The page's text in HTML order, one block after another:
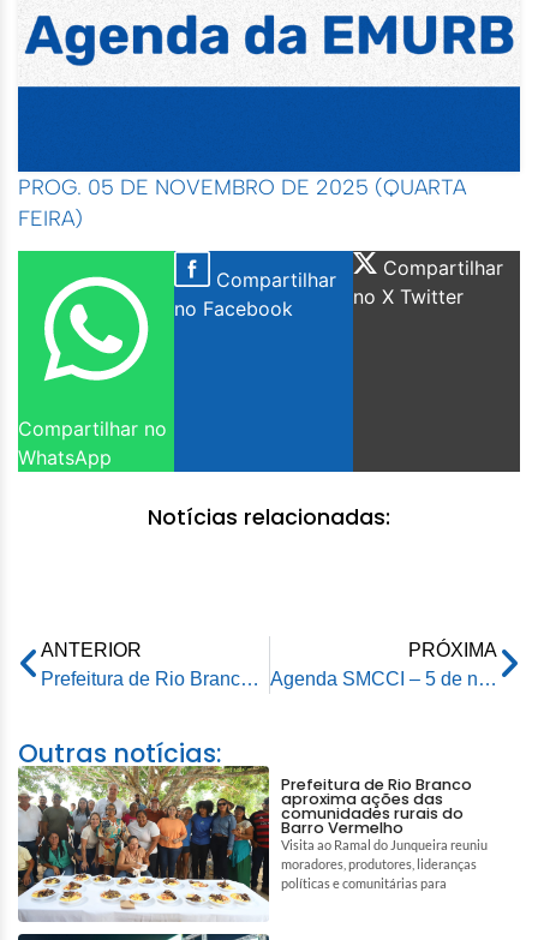
PROG. 05 DE NOVEMBRO DE 2025 (QUARTA
FEIRA)
Compartilhar no
WhatsApp
Compartilhar
no Facebook
Compartilhar
no X Twitter
Notícias relacionadas:
ANTERIOR
Prefeitura de Rio Branco incentiva descarte consciente de resíduos no Ecoponto do Tucumã
PRÓXIMA
Agenda SMCCI – 5 de novembro de 2025
Outras notícias:
Prefeitura de Rio Branco
aproxima ações das
comunidades rurais do
Barro Vermelho
Visita ao Ramal do Junqueira reuniu
moradores, produtores, lideranças
políticas e comunitárias para